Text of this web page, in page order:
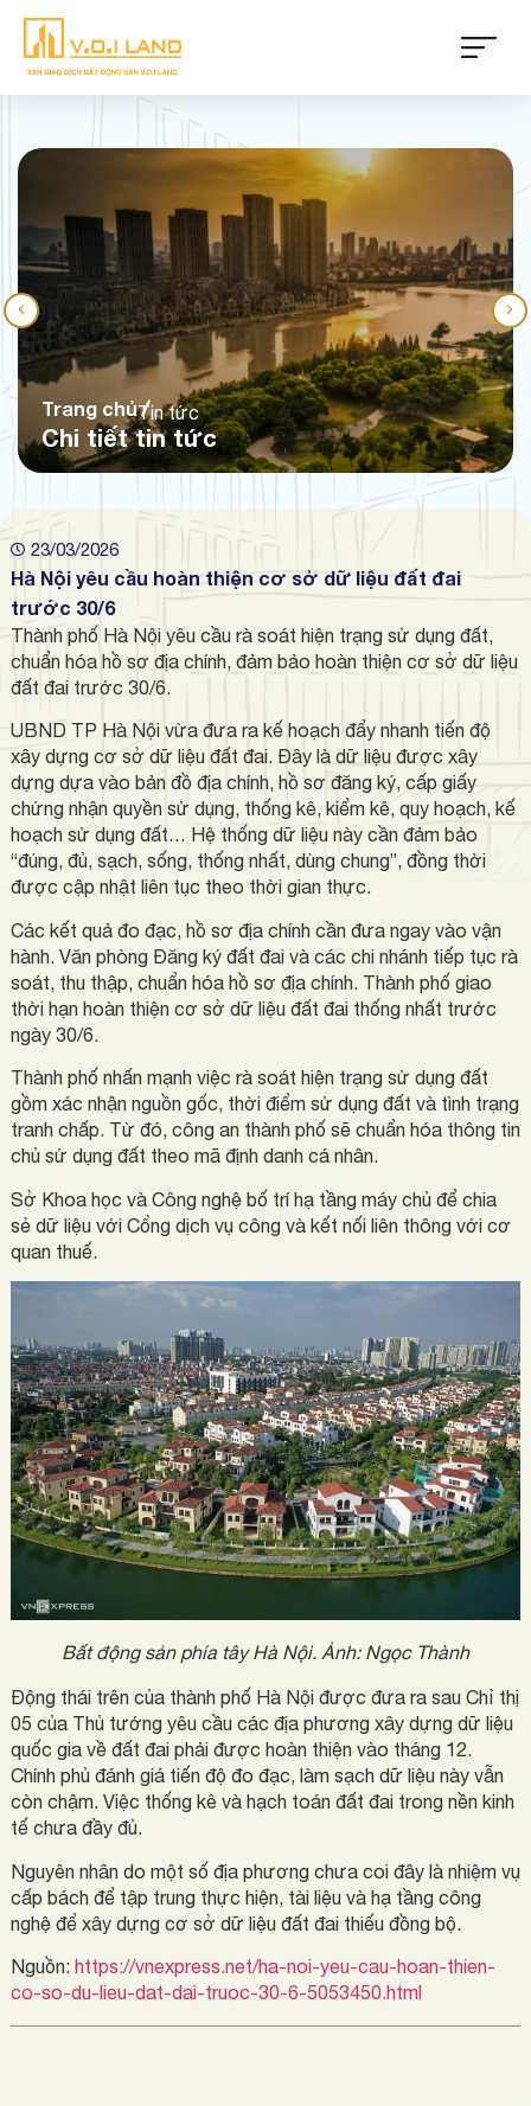
Trang chủTin tức
Chi tiết tin tức
23/03/2026
Hà Nội yêu cầu hoàn thiện cơ sở dữ liệu đất đai
trước 30/6
Thành phố Hà Nội yêu cầu rà soát hiện trạng sử dụng đất,
chuẩn hóa hồ sơ địa chính, đảm bảo hoàn thiện cơ sở dữ liệu
đất đai trước 30/6.
UBND TP Hà Nội vừa đưa ra kế hoạch đẩy nhanh tiến độ
xây dựng cơ sở dữ liệu đất đai. Đây là dữ liệu được xây
dựng dựa vào bản đồ địa chính, hồ sơ đăng ký, cấp giấy
chứng nhận quyền sử dụng, thống kê, kiểm kê, quy hoạch, kế
hoạch sử dụng đất… Hệ thống dữ liệu này cần đảm bảo
“đúng, đủ, sạch, sống, thống nhất, dùng chung”, đồng thời
được cập nhật liên tục theo thời gian thực.
Các kết quả đo đạc, hồ sơ địa chính cần đưa ngay vào vận
hành. Văn phòng Đăng ký đất đai và các chi nhánh tiếp tục rà
soát, thu thập, chuẩn hóa hồ sơ địa chính. Thành phố giao
thời hạn hoàn thiện cơ sở dữ liệu đất đai thống nhất trước
ngày 30/6.
Thành phố nhấn mạnh việc rà soát hiện trạng sử dụng đất
gồm xác nhận nguồn gốc, thời điểm sử dụng đất và tình trạng
tranh chấp. Từ đó, công an thành phố sẽ chuẩn hóa thông tin
chủ sử dụng đất theo mã định danh cá nhân.
Sở Khoa học và Công nghệ bố trí hạ tầng máy chủ để chia
sẻ dữ liệu với Cổng dịch vụ công và kết nối liên thông với cơ
quan thuế.
Bất động sản phía tây Hà Nội. Ảnh: Ngọc Thành
Động thái trên của thành phố Hà Nội được đưa ra sau Chỉ thị
05 của Thủ tướng yêu cầu các địa phương xây dựng dữ liệu
quốc gia về đất đai phải được hoàn thiện vào tháng 12.
Chính phủ đánh giá tiến độ đo đạc, làm sạch dữ liệu này vẫn
còn chậm. Việc thống kê và hạch toán đất đai trong nền kinh
tế chưa đầy đủ.
Nguyên nhân do một số địa phương chưa coi đây là nhiệm vụ
cấp bách để tập trung thực hiện, tài liệu và hạ tầng công
nghệ để xây dựng cơ sở dữ liệu đất đai thiếu đồng bộ.
Nguồn: https://vnexpress.net/ha-noi-yeu-cau-hoan-thien-
co-so-du-lieu-dat-dai-truoc-30-6-5053450.html